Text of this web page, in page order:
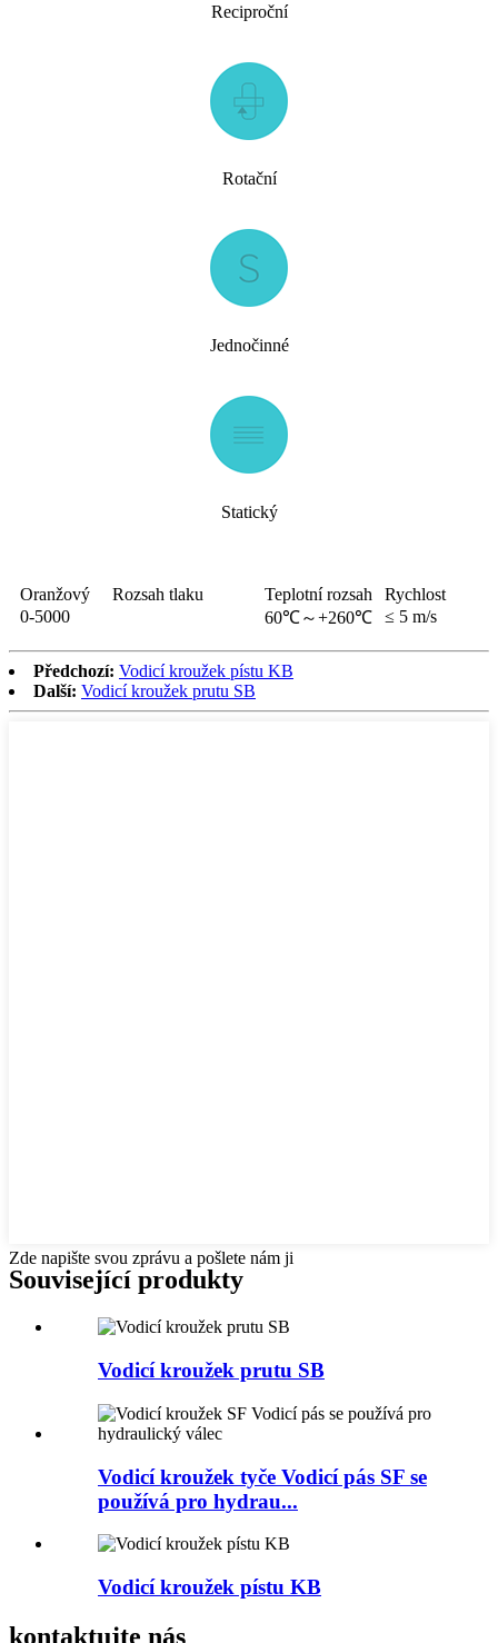
Reciproční
Rotační
Jednočinné
Statický
Oranžový Rozsah tlaku Teplotní rozsah
Rychlost
0-5000
60℃～+260℃ ≤ 5 m/s
Předchozí: Vodicí kroužek pístu KB
Další: Vodicí kroužek prutu SB
Zde napište svou zprávu a pošlete nám ji
Související produkty
Vodicí kroužek prutu SB
Vodicí kroužek tyče Vodicí pás SF se
používá pro hydrau...
Vodicí kroužek pístu KB
kontaktujte nás